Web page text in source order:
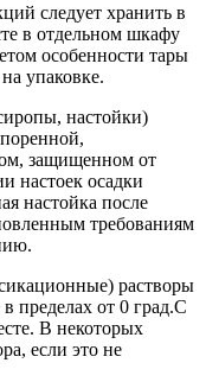
следует хранить в
в отдельном шкафу
особенности тары
упаковке.
настойки)
защищенном от
настоек осадки
настойка после
требованиям
растворы
пределах от 0 град.С
В некоторых
если это не